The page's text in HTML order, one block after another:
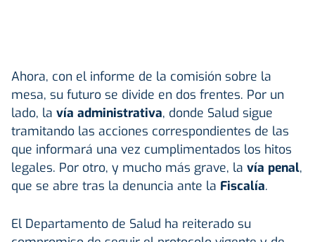
Ahora, con el informe de la comisión sobre la
mesa, su futuro se divide en dos frentes. Por un
lado, la vía administrativa, donde Salud sigue
tramitando las acciones correspondientes de las
que informará una vez cumplimentados los hitos
legales. Por otro, y mucho más grave, la vía penal,
que se abre tras la denuncia ante la Fiscalía.
El Departamento de Salud ha reiterado su